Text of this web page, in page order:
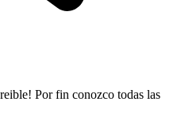
Por fin conozco todas las